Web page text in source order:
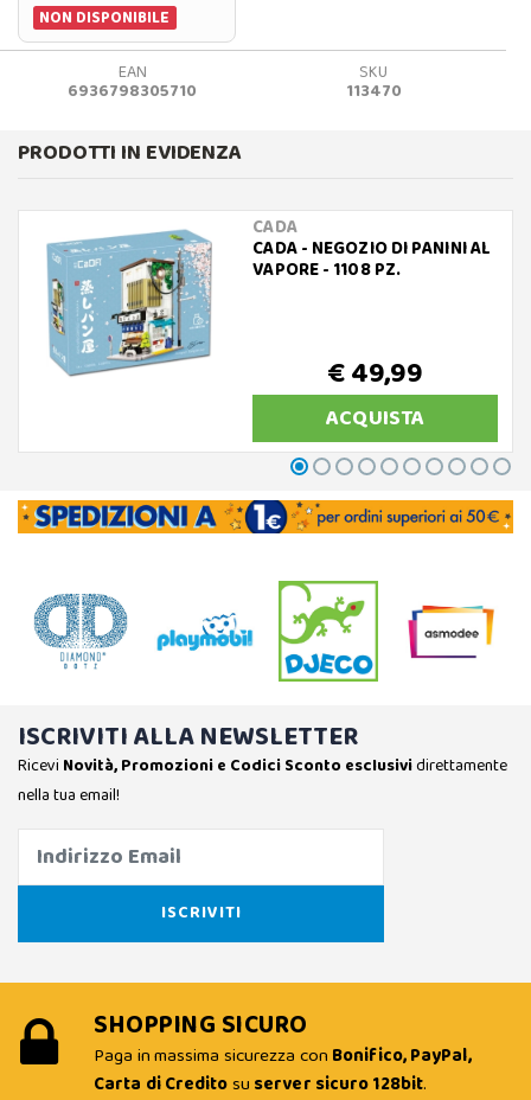
NON DISPONIBILE
EAN
6936798305710
SKU
113470
PRODOTTI IN EVIDENZA
CADA
CADA - NEGOZIO DI PANINI AL
VAPORE - 1108 PZ.
€ 49,99
ACQUISTA
ISCRIVITI ALLA NEWSLETTER
Ricevi Novità, Promozioni e Codici Sconto esclusividirettamente
nella tua email!
SHOPPING SICURO
Paga in massima sicurezza con Bonifico, PayPal,
Carta di Creditosu server sicuro 128bit.